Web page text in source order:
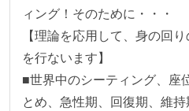
ィング！そのために・・・
【理論を応用して、身の回
を行ないます】
■世界中のシーティング、座
とめ、急性期、回復期、維